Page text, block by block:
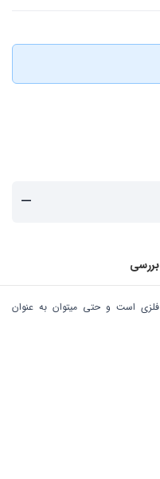
است و حتی میتوان به عنوان